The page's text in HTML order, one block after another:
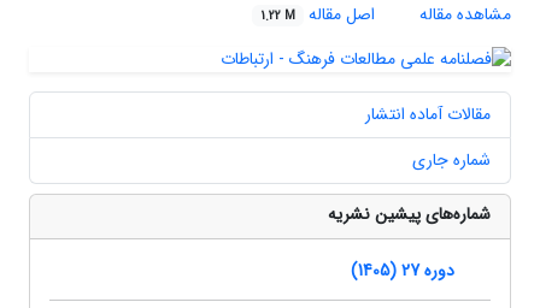
مشاهده مقاله
اصل مقاله 1.22 M
مقالات آماده انتشار
شماره جاری
شماره‌های پیشین نشریه
دوره 27 (1405)